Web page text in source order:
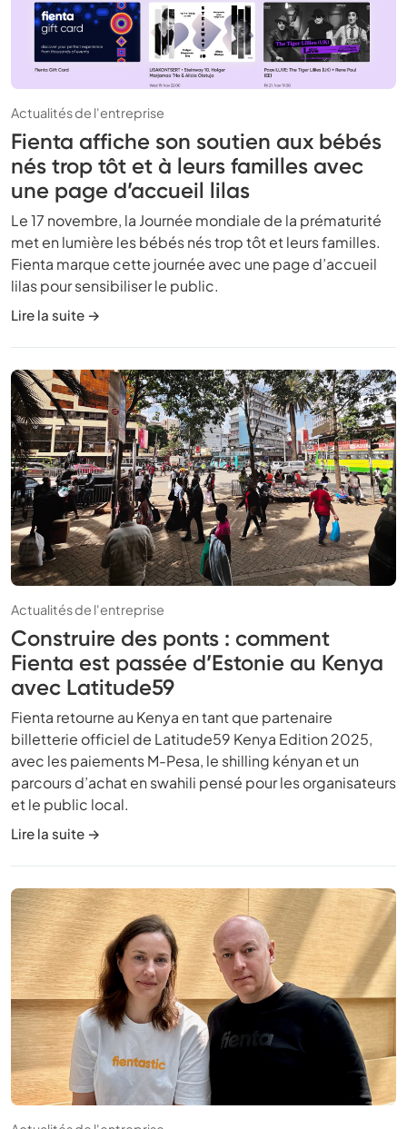
Actualités de l'entreprise
Fienta affiche son soutien aux bébés
nés trop tôt et à leurs familles avec
une page d’accueil lilas
Le 17 novembre, la Journée mondiale de la prématurité
met en lumière les bébés nés trop tôt et leurs familles.
Fienta marque cette journée avec une page d’accueil
lilas pour sensibiliser le public.
Lire la suite →
Actualités de l'entreprise
Construire des ponts : comment
Fienta est passée d’Estonie au Kenya
avec Latitude59
Fienta retourne au Kenya en tant que partenaire
billetterie officiel de Latitude59 Kenya Edition 2025,
avec les paiements M-Pesa, le shilling kényan et un
parcours d’achat en swahili pensé pour les organisateurs
et le public local.
Lire la suite →